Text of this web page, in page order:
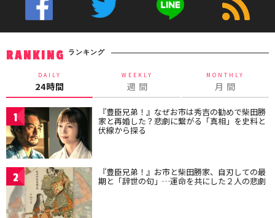
RANKING ランキング
DAILY
24時間
WEEKLY
週 間
MONTHLY
月 間
1 『豊臣兄弟！』なぜお市は秀吉の勧めで柴田勝
家と再婚した？悲劇に繋がる「真相」を史料と
伏線から探る
2 『豊臣兄弟！』お市と柴田勝家、自刃しての最
期と「辞世の句」…運命を共にした２人の悲劇